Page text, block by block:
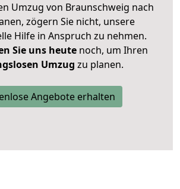
Umzug von Braunschweig nach
zögern Sie nicht, unsere
Hilfe in Anspruch zu nehmen.
Sie uns heutenoch, um Ihren
Umzug zu planen.
Angebote erhalten